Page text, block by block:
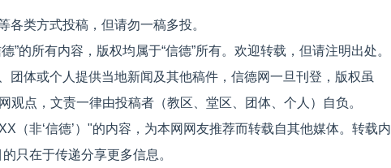
各类方式投稿，但请勿一稿多投。
”的所有内容，版权均属于“信德”所有。欢迎转载，但请注明出处。
团体或个人提供当地新闻及其他稿件，信德网一旦刊登，版权虽
观点，文责一律由投稿者（教区、堂区、团体、个人）自负。
（非‘信德’）"的内容，为本网网友推荐而转载自其他媒体。转载内
只在于传递分享更多信息。